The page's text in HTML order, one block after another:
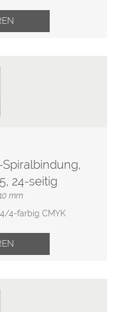
24-seitig
mm
4-farbig CMYK